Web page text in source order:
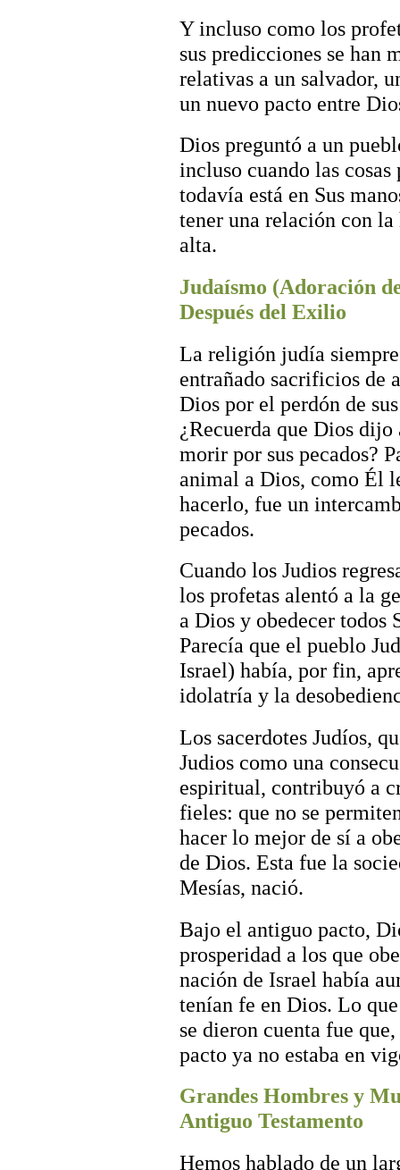
Y incluso como los
sus predicciones se han
relativas a un salvador,
un nuevo pacto entre
Dios preguntó a un
incluso cuando las
todavía está en Sus
tener una relación con
alta.
Judaísmo (Adoración
Después del Exilio
La religión judía
entrañado sacrificios de
Dios por el perdón de
¿Recuerda que Dios
morir por sus pecados?
animal a Dios, como Él
hacerlo, fue un
pecados.
Cuando los Judios
los profetas alentó a la
a Dios y obedecer todos
Parecía que el pueblo
Israel) había, por fin,
idolatría y la
Los sacerdotes Judíos,
Judios como una
espiritual, contribuyó a
fieles: que no se
hacer lo mejor de sí a
de Dios. Esta fue la
Mesías, nació.
Bajo el antiguo pacto,
prosperidad a los que
nación de Israel había
tenían fe en Dios. Lo
se dieron cuenta fue
pacto ya no estaba en
Grandes Hombres y
Antiguo Testamento
Hemos hablado de un